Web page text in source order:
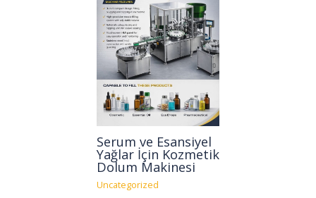
Serum ve Esansiyel
Yağlar İçin Kozmetik
Dolum Makinesi
Uncategorized